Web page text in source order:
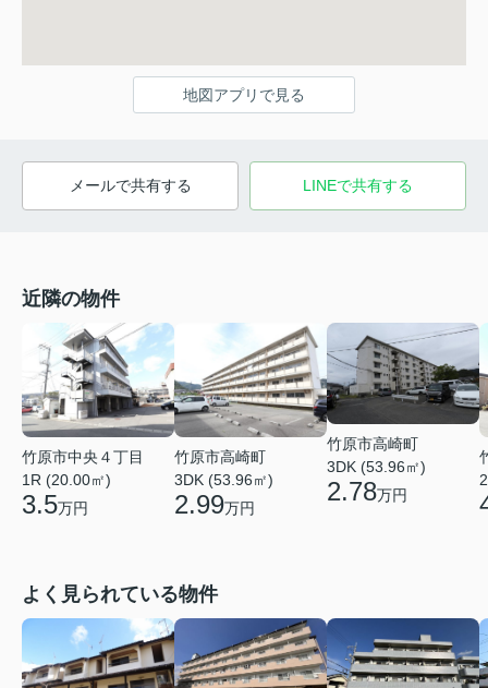
地図アプリで見る
メールで共有する LINEで共有する
近隣の物件
竹原市中央４丁目
1R (20.00㎡)
3.5万円
竹原市高崎町
3DK (53.96㎡)
2.99万円
竹原市高崎町
3DK (53.96㎡)
2.78万円
よく見られている物件